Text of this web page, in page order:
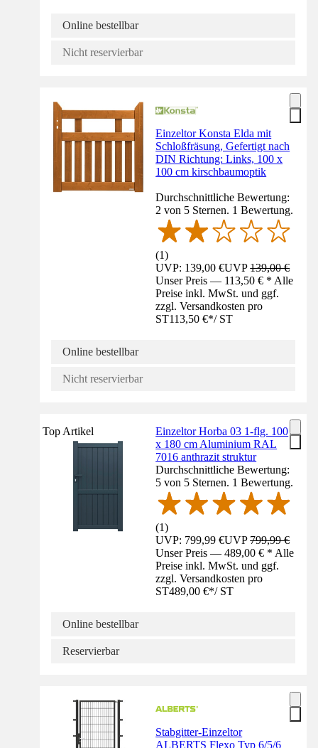
Online bestellbar
Nicht reservierbar
Einzeltor Konsta Elda mit
Schloßfräsung, Gefertigt nach
DIN Richtung: Links, 100 x
100 cm kirschbaumoptik
Durchschnittliche Bewertung:
2 von 5 Sternen. 1 Bewertung.
(1)
UVP: 139,00 €UVP139,00 €
Unser Preis — 113,50 € * Alle
Preise inkl. MwSt. und ggf.
zzgl. Versandkosten pro
ST113,50 €*/ ST
Online bestellbar
Nicht reservierbar
Top Artikel
Einzeltor Horba 03 1-flg. 100
x 180 cm Aluminium RAL
7016 anthrazit struktur
Durchschnittliche Bewertung:
5 von 5 Sternen. 1 Bewertung.
(1)
UVP: 799,99 €UVP799,99 €
Unser Preis — 489,00 € * Alle
Preise inkl. MwSt. und ggf.
zzgl. Versandkosten pro
ST489,00 €*/ ST
Online bestellbar
Reservierbar
Stabgitter-Einzeltor
ALBERTS Flexo Typ 6/5/6